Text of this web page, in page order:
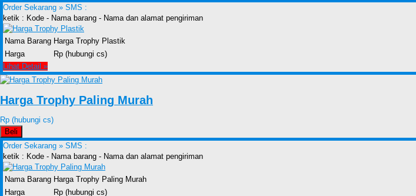
Order Sekarang » SMS :
ketik : Kode - Nama barang - Nama dan alamat pengiriman
Nama Barang Harga Trophy Plastik
Harga
Rp (hubungi cs)
Lihat Detail »
Harga Trophy Paling Murah
Rp (hubungi cs)
Beli
Order Sekarang » SMS :
ketik : Kode - Nama barang - Nama dan alamat pengiriman
Nama Barang Harga Trophy Paling Murah
Harga
Rp (hubungi cs)